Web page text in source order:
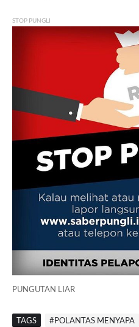
STOP PUNGLI
PUNGUTAN LIAR
TAGS #POLANTAS MENYAPA